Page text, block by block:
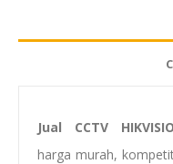
Jual CCTV
harga murah,